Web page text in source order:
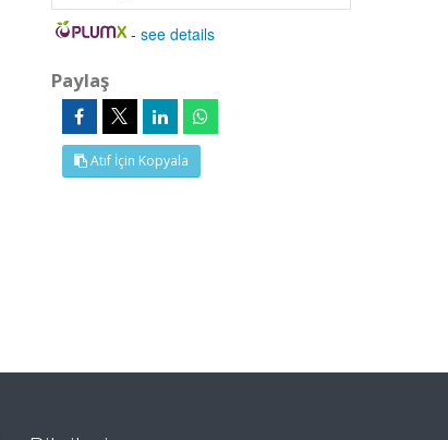
-see details
Paylaş
Atıf İçin Kopyala